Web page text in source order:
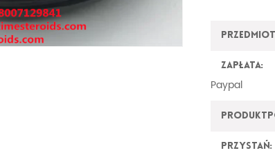
Zapłata:
Paypal
Przystań: